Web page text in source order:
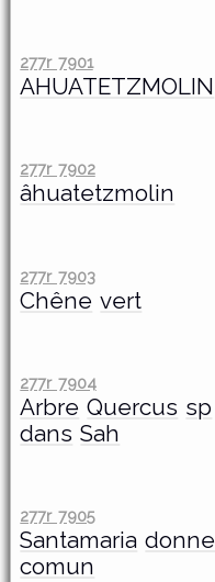
277r 7901
AHUATETZMOLIN
277r 7902
âhuatetzmolin
277r 7903
Chêne vert
277r 7904
Arbre Quercus sp
dans Sah
277r 7905
Santamaria donne
comun